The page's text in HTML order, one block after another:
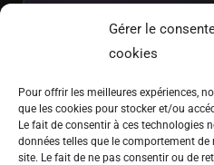
Gérer le
cookies
Pour offrir les meilleures expériences,
que les cookies pour stocker et/ou
Le fait de consentir à ces technologies
données telles que le comportement
site. Le fait de ne pas consentir ou de
Créateur de l’Académie Hypno-
hypnothérapeute en Suisse. Il
(+41) 076 639 37 64